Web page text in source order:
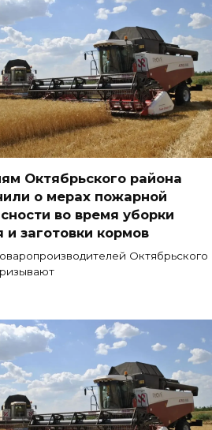
Октябрьского района
о мерах пожарной
во время уборки
и заготовки кормов
Октябрьского